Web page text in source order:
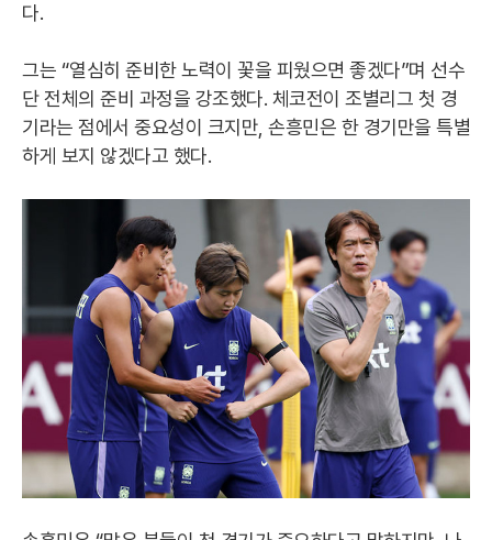
다.
그는 “열심히 준비한 노력이 꽃을 피웠으면 좋겠다”며 선수
단 전체의 준비 과정을 강조했다. 체코전이 조별리그 첫 경
기라는 점에서 중요성이 크지만, 손흥민은 한 경기만을 특별
하게 보지 않겠다고 했다.